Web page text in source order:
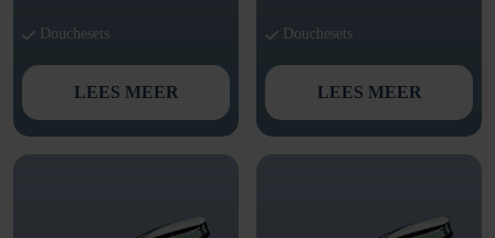
Douchesets
LEES MEER
Douchesets
LEES MEER